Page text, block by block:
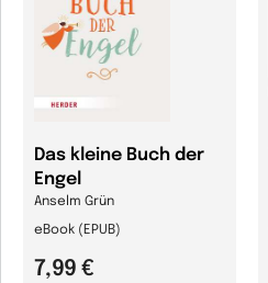
Das kleine Buch der
Engel
Anselm Grün
eBook (EPUB)
7,99 €